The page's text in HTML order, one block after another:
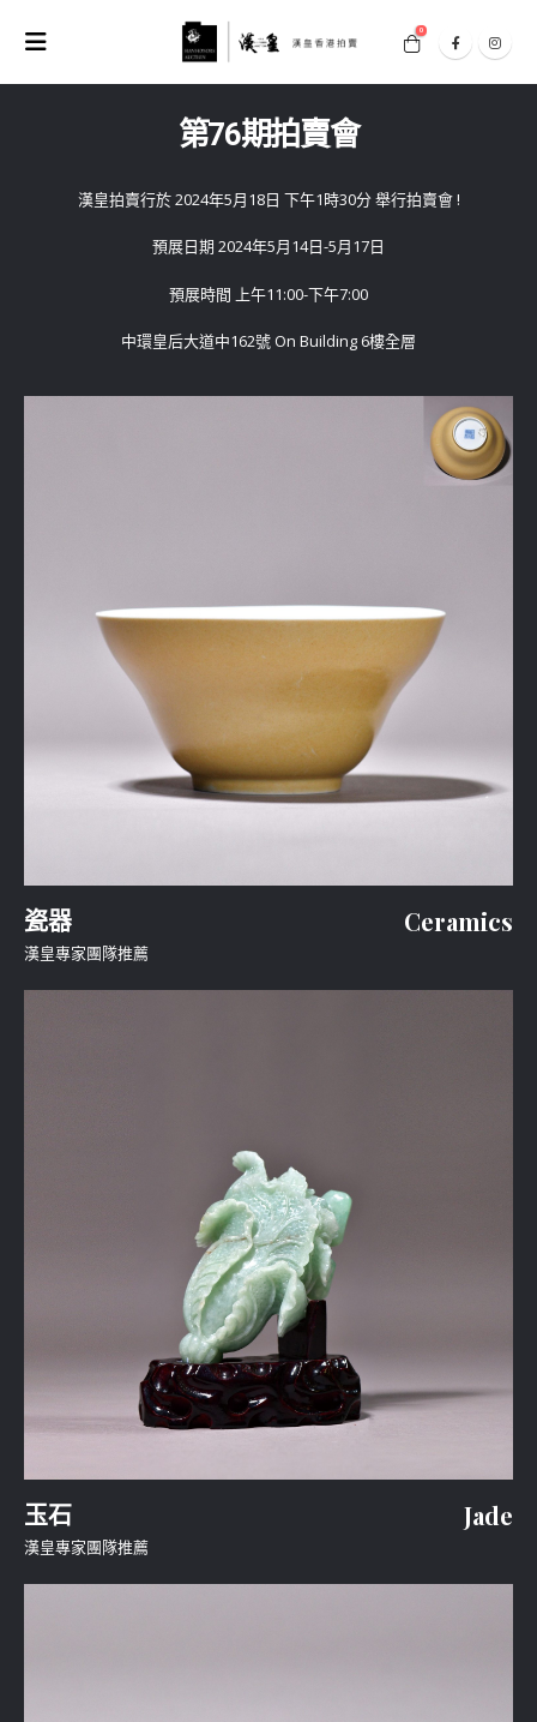
0
第76期拍賣會
漢皇拍賣行於 2024年5月18日 下午1時30分 舉行拍賣會 !
預展日期 2024年5月14日-5月17日
預展時間 上午11:00-下午7:00
中環皇后大道中162號 On Building 6樓全層
瓷器 Ceramics
漢皇專家團隊推薦
玉石 Jade
漢皇專家團隊推薦